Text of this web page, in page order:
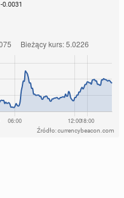
-0.0031
Źródło: currencybeacon.com